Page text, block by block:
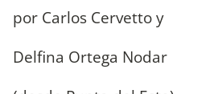
por Carlos Cervetto y
Delfina Ortega Nodar